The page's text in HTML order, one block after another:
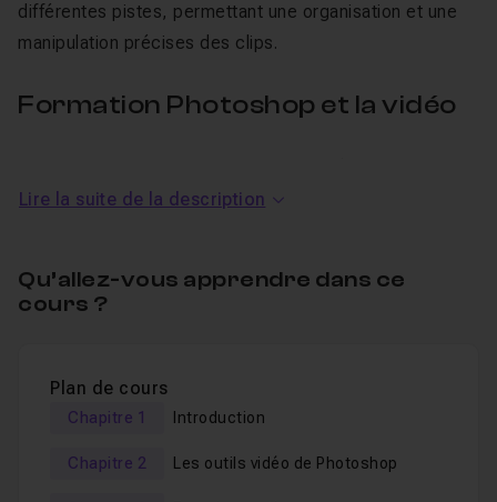
différentes pistes, permettant une organisation et une
manipulation précises des clips.
Formation Photoshop et la vidéo
Les panneaux de recadrage et retouche,
QCMest disponible pour en valider vos
connaissances en fin de formation.
Lire la suite de la description
Qu’allez-vous apprendre dans ce
cours ?
Plan de cours
Chapitre 1 Introduction
Chapitre 2 Les outils vidéo de Photoshop